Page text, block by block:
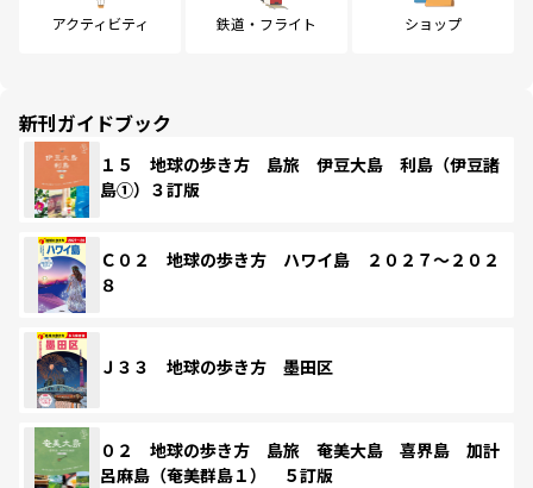
アクティビティ 鉄道・フライト ショップ
新刊ガイドブック
１５ 地球の歩き方 島旅 伊豆大島 利島（伊豆諸
島①）３訂版
Ｃ０２ 地球の歩き方 ハワイ島 ２０２７～２０２
８
Ｊ３３ 地球の歩き方 墨田区
０２ 地球の歩き方 島旅 奄美大島 喜界島 加計
呂麻島（奄美群島１） ５訂版